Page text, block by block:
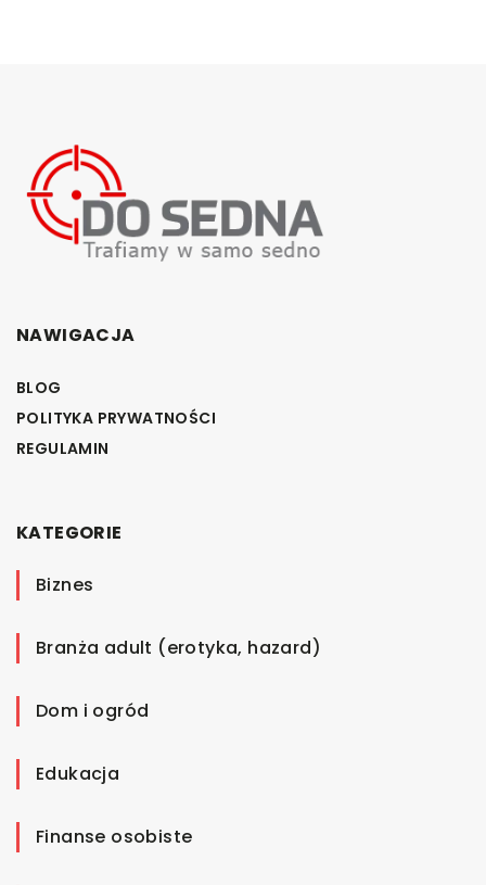
NAWIGACJA
BLOG
POLITYKA PRYWATNOŚCI
REGULAMIN
KATEGORIE
Biznes
Branża adult (erotyka, hazard)
Dom i ogród
Edukacja
Finanse osobiste